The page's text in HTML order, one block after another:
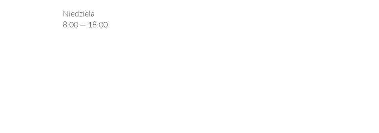
Niedziela
8:00 — 18:00